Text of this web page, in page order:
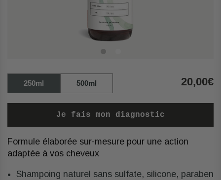
20,00€
250ml 500ml
Je fais mon diagnostic
Formule élaborée sur-mesure pour une action
adaptée à vos cheveux
Shampoing naturel sans sulfate, silicone, paraben
Retrouver
suivre
mes